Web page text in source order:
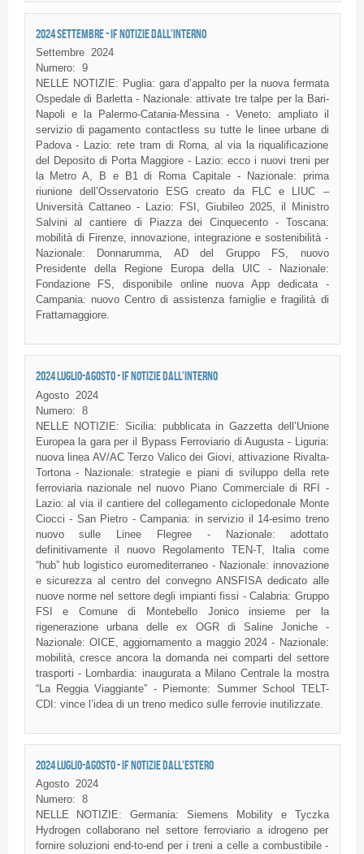
2024 SETTEMBRE - IF NOTIZIE DALL'INTERNO
Settembre 2024
Numero: 9
NELLE NOTIZIE: Puglia: gara d’appalto per la nuova fermata
Ospedale di Barletta - Nazionale: attivate tre talpe per la Bari-
Napoli e la Palermo-Catania-Messina - Veneto: ampliato il
servizio di pagamento contactless su tutte le linee urbane di
Padova - Lazio: rete tram di Roma, al via la riqualificazione
del Deposito di Porta Maggiore - Lazio: ecco i nuovi treni per
la Metro A, B e B1 di Roma Capitale - Nazionale: prima
riunione dell’Osservatorio ESG creato da FLC e LIUC –
Università Cattaneo - Lazio: FSI, Giubileo 2025, il Ministro
Salvini al cantiere di Piazza dei Cinquecento - Toscana:
mobilità di Firenze, innovazione, integrazione e sostenibilità -
Nazionale: Donnarumma, AD del Gruppo FS, nuovo
Presidente della Regione Europa della UIC - Nazionale:
Fondazione FS, disponibile online nuova App dedicata -
Campania: nuovo Centro di assistenza famiglie e fragilità di
Frattamaggiore.
2024 LUGLIO-AGOSTO - IF NOTIZIE DALL'INTERNO
Agosto
2024
Numero: 8
NELLE NOTIZIE: Sicilia: pubblicata in Gazzetta dell’Unione
Europea la gara per il Bypass Ferroviario di Augusta - Liguria:
nuova linea AV/AC Terzo Valico dei Giovi, attivazione Rivalta-
Tortona - Nazionale: strategie e piani di sviluppo della rete
ferroviaria nazionale nel nuovo Piano Commerciale di RFI -
Lazio: al via il cantiere del collegamento ciclopedonale Monte
Ciocci - San Pietro - Campania: in servizio il 14-esimo treno
nuovo sulle Linee Flegree - Nazionale: adottato
definitivamente il nuovo Regolamento TEN-T, Italia come
“hub” hub logistico euromediterraneo - Nazionale: innovazione
e sicurezza al centro del convegno ANSFISA dedicato alle
nuove norme nel settore degli impianti fissi - Calabria: Gruppo
FSI e Comune di Montebello Jonico insieme per la
rigenerazione urbana delle ex OGR di Saline Joniche -
Nazionale: OICE, aggiornamento a maggio 2024 - Nazionale:
mobilità, cresce ancora la domanda nei comparti del settore
trasporti - Lombardia: inaugurata a Milano Centrale la mostra
“La Reggia Viaggiante” - Piemonte: Summer School TELT-
CDI: vince l’idea di un treno medico sulle ferrovie inutilizzate.
2024 LUGLIO-AGOSTO - IF NOTIZIE DALL'ESTERO
Agosto 2024
Numero: 8
NELLE NOTIZIE: Germania: Siemens Mobility e Tyczka
Hydrogen collaborano nel settore ferroviario a idrogeno per
fornire soluzioni end-to-end per i treni a celle a combustibile -